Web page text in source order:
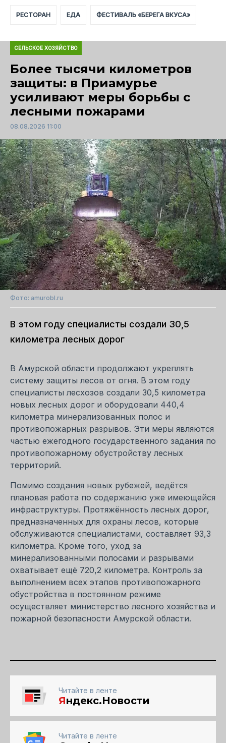
РЕСТОРАН ЕДА ФЕСТИВАЛЬ «БЕРЕГА ВКУСА»
СЕЛЬСКОЕ ХОЗЯЙСТВО
Более тысячи километров
защиты: в Приамурье
усиливают меры борьбы с
лесными пожарами
08.08.2026 11:00
Фото: amurobl.ru
В этом году специалисты создали 30,5
километра лесных дорог
В Амурской области продолжают укреплять
систему защиты лесов от огня. В этом году
специалисты лесхозов создали 30,5 километра
новых лесных дорог и оборудовали 440,4
километра минерализованных полос и
противопожарных разрывов. Эти меры являются
частью ежегодного государственного задания по
противопожарному обустройству лесных
территорий.
Помимо создания новых рубежей, ведётся
плановая работа по содержанию уже имеющейся
инфраструктуры. Протяжённость лесных дорог,
предназначенных для охраны лесов, которые
обслуживаются специалистами, составляет 93,3
километра. Кроме того, уход за
минерализованными полосами и разрывами
охватывает ещё 720,2 километра. Контроль за
выполнением всех этапов противопожарного
обустройства в постоянном режиме
осуществляет министерство лесного хозяйства и
пожарной безопасности Амурской области.
Читайте в ленте
Яндекс.Новости
Читайте в ленте